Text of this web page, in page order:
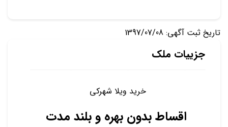
تاریخ ثبت آگهی: 1397/07/08
جزییات ملک
خرید ویلا شهرکی
اقساط بدون بهره و بلند مدت